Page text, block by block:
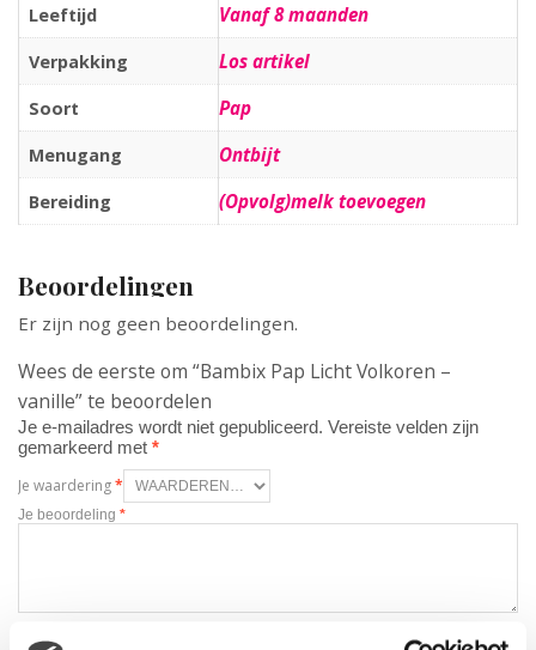
Leeftijd Vanaf 8 maanden
Verpakking Los artikel
Soort Pap
Menugang Ontbijt
Bereiding (Opvolg)melk toevoegen
Beoordelingen
Er zijn nog geen beoordelingen.
Wees de eerste om “Bambix Pap Licht Volkoren –
vanille” te beoordelen
Je e-mailadres wordt niet gepubliceerd. Vereiste velden zijn
gemarkeerd met *
Je waardering*
Je beoordeling *
Naam